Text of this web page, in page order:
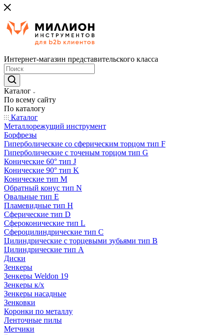
Интернет-магазин представительского класса
Каталог
По всему сайту
По каталогу
Каталог
Металлорежущий инструмент
Борфрезы
Гиперболические cо сферическим торцом тип F
Гиперболические с точеным торцом тип G
Конические 60° тип J
Конические 90° тип K
Конические тип M
Обратный конус тип N
Овальные тип E
Пламевидные тип H
Сферические тип D
Сфероконические тип L
Сфероцилиндрические тип C
Цилиндрические с торцевыми зубьями тип B
Цилиндрические тип А
Диски
Зенкеры
Зенкеры Weldon 19
Зенкеры к/х
Зенкеры насадные
Зенковки
Коронки по металлу
Ленточные пилы
Метчики